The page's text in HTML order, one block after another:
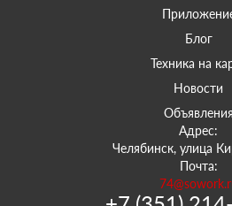
Блог
Техника на
Новости
Объявления
Адрес:
Челябинск, улица
Почта: